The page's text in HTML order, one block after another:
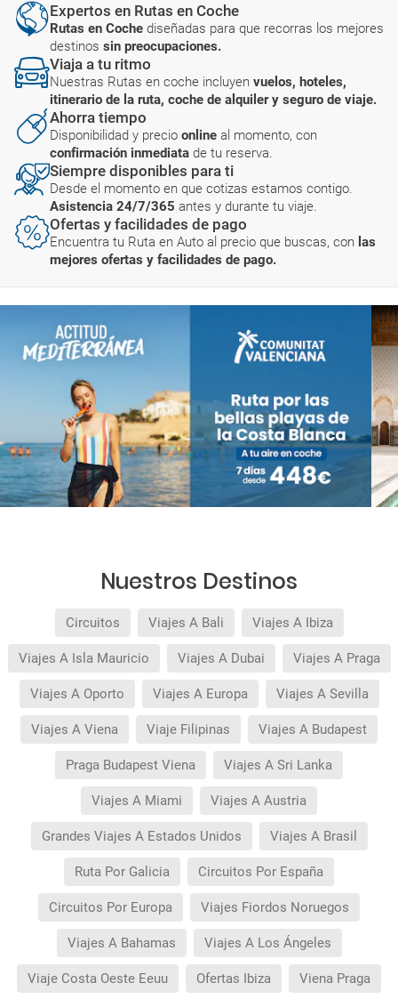
Expertos en Rutas en Coche
Rutas en Coche diseñadas para que recorras los mejores
destinos sin preocupaciones.
Viaja a tu ritmo
Nuestras Rutas en coche incluyen vuelos, hoteles,
itinerario de la ruta, coche de alquiler y seguro de viaje.
Ahorra tiempo
Disponibilidad y precio online al momento, con
confirmación inmediata de tu reserva.
Siempre disponibles para ti
Desde el momento en que cotizas estamos contigo.
Asistencia 24/7/365 antes y durante tu viaje.
Ofertas y facilidades de pago
Encuentra tu Ruta en Auto al precio que buscas, con las
mejores ofertas y facilidades de pago.
Nuestros Destinos
Circuitos Viajes A Bali Viajes A Ibiza
Viajes A Isla Mauricio Viajes A Dubai Viajes A Praga
Viajes A Oporto Viajes A Europa Viajes A Sevilla
Viajes A Viena Viaje Filipinas Viajes A Budapest
Praga Budapest Viena Viajes A Sri Lanka
Viajes A Miami Viajes A Austria
Grandes Viajes A Estados Unidos Viajes A Brasil
Ruta Por Galicia Circuitos Por España
Circuitos Por Europa Viajes Fiordos Noruegos
Viajes A Bahamas Viajes A Los Ángeles
Viaje Costa Oeste Eeuu Ofertas Ibiza Viena Praga